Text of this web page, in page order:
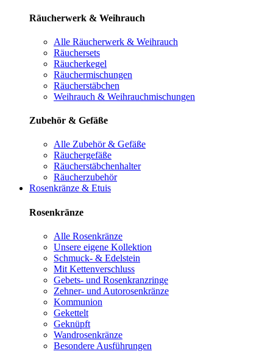
Räucherwerk & Weihrauch
Alle Räucherwerk & Weihrauch
Räuchersets
Räucherkegel
Räuchermischungen
Räucherstäbchen
Weihrauch & Weihrauchmischungen
Zubehör & Gefäße
Alle Zubehör & Gefäße
Räuchergefäße
Räucherstäbchenhalter
Räucherzubehör
Rosenkränze & Etuis
Rosenkränze
Alle Rosenkränze
Unsere eigene Kollektion
Schmuck- & Edelstein
Mit Kettenverschluss
Gebets- und Rosenkranzringe
Zehner- und Autorosenkränze
Kommunion
Gekettelt
Geknüpft
Wandrosenkränze
Besondere Ausführungen